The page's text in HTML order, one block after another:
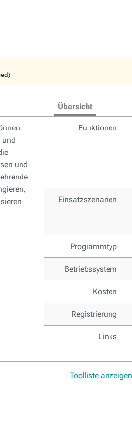
Übersicht
und
und
Funktionen
Einsatzszenarien
Programmtyp
Betriebssystem
Kosten
Registrierung
Links
Toolliste anzeigen